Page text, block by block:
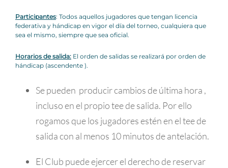
Participantes: Todos aquellos jugadores que tengan licencia
federativa y hándicap en vigor el día del torneo, cualquiera que
sea el mismo, siempre que sea oficial.
Horarios de salida:El orden de salidas se realizará por orden de
hándicap (ascendente ).
Se pueden producir cambios de última hora ,
incluso en el propio tee de salida. Por ello
rogamos que los jugadores estén en el tee de
salida con al menos 10 minutos de antelación.
El Club puede ejercer el derecho de reservar